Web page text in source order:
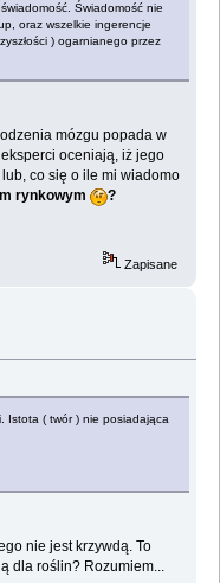
Świadomość nie
oraz wszelkie ingerencje
) ogarnianego przez
mózgu popada w
oceniają, iż jego
co się o ile mi wiadomo
rynkowym ?
Zapisane
Istota ( twór ) nie posiadająca
nie jest krzywdą. To
dla roślin? Rozumiem...